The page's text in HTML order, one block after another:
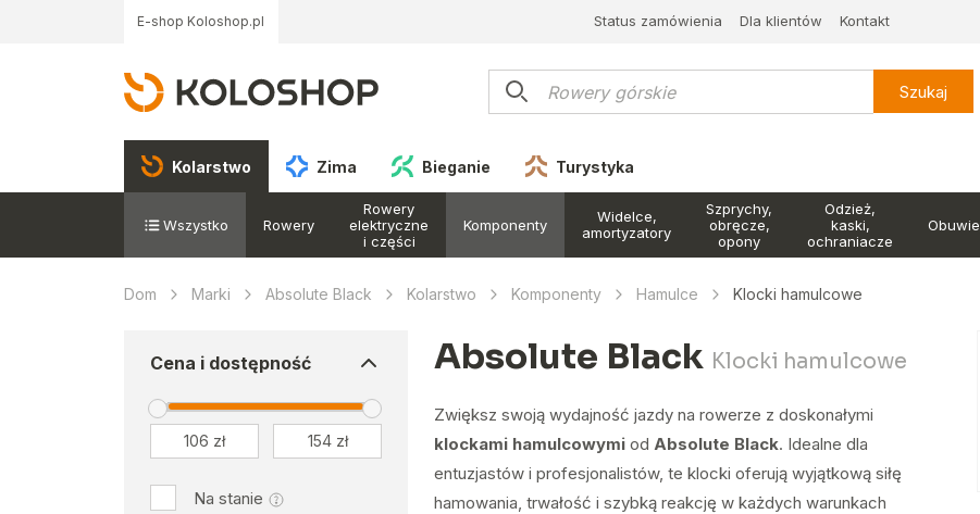
E-shop Koloshop.pl Status zamówienia Dla klientów Kontakt
Szukaj
Kolarstwo Zima Bieganie Turystyka
Wszystko Rowery
Rowery
elektryczne
i części
Komponenty
Widelce,
amortyzatory
Szprychy,
obręcze,
opony
Odzież,
kaski,
ochraniacze
Obuwie
Dom Marki Absolute Black Kolarstwo Komponenty Hamulce Klocki hamulcowe
Cena i dostępność
Na stanie
Absolute Black Klocki hamulcowe
Zwiększ swoją wydajność jazdy na rowerze z doskonałymi
klockami hamulcowymi od Absolute Black. Idealne dla
entuzjastów i profesjonalistów, te klocki oferują wyjątkową siłę
hamowania, trwałość i szybką reakcję w każdych warunkach